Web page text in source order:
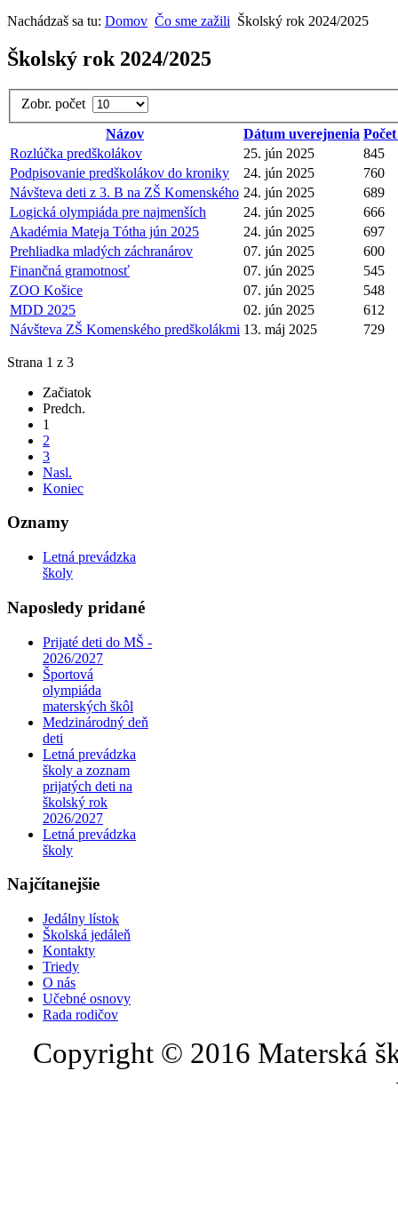
Nachádzaš sa tu: Domov Čo sme zažili Školský rok 2024/2025
Školský rok 2024/2025
Zobr. počet
Názov
Dátum uverejnenia
Rozlúčka predškolákov
25. jún 2025
845
Podpisovanie predškolákov do kroniky
24. jún 2025
760
Návšteva deti z 3. B na ZŠ Komenského 24. jún 2025
689
Logická olympiáda pre najmenších
24. jún 2025
666
Akadémia Mateja Tótha jún 2025
24. jún 2025
697
Prehliadka mladých záchranárov
07. jún 2025
600
Finančná gramotnosť
07. jún 2025
545
ZOO Košice
07. jún 2025
548
MDD 2025
02. jún 2025
612
Návšteva ZŠ Komenského predškolákmi 13. máj 2025 729
Strana 1 z 3
Začiatok
Predch.
1
2
3
Nasl.
Koniec
Oznamy
Letná prevádzka
školy
Naposledy pridané
Prijaté deti do MŠ -
2026/2027
Športová
olympiáda
materských škôl
Medzinárodný deň
deti
Letná prevádzka
školy a zoznam
prijatých deti na
školský rok
2026/2027
Letná prevádzka
školy
Najčítanejšie
Jedálny lístok
Školská jedáleň
Kontakty
Triedy
O nás
Učebné osnovy
Rada rodičov
Copyright © 2016 Materská